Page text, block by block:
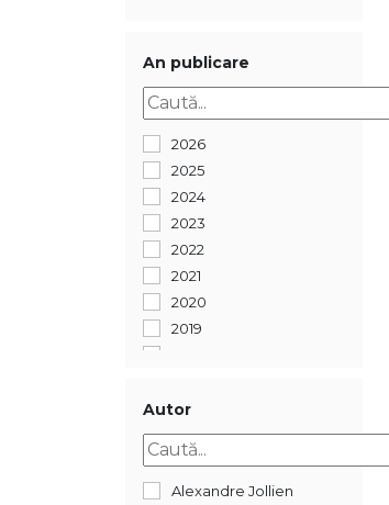
An publicare
2026
2025
2024
2023
2022
2021
2020
2019
2016
2015
2012
Autor
Alexandre Jollien